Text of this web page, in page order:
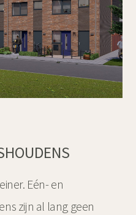
Eén- en
zijn al lang geen